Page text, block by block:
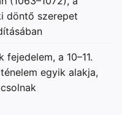
döntő szerepet
a 10–11.
egyik alakja,